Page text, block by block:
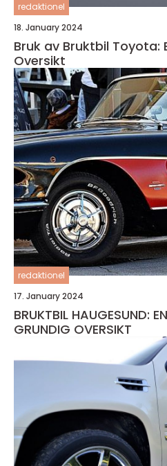
redaktionel
18. January 2024
Bruk av Bruktbil Toyota:
Oversikt
redaktionel
17. January 2024
BRUKTBIL HAUGESUND:
GRUNDIG OVERSIKT